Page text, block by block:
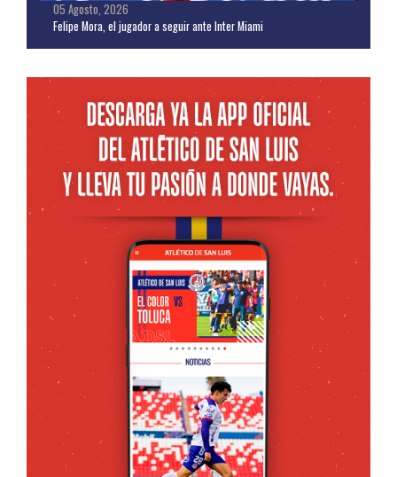
05 Agosto, 2026
Felipe Mora, el jugador a seguir ante Inter Miami